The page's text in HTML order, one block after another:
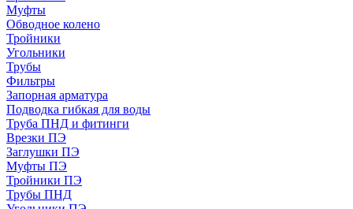
Муфты
Обводное колено
Тройники
Угольники
Трубы
Фильтры
Запорная арматура
Подводка гибкая для воды
Труба ПНД и фитинги
Врезки ПЭ
Заглушки ПЭ
Муфты ПЭ
Тройники ПЭ
Трубы ПНД